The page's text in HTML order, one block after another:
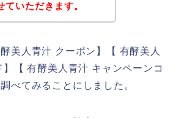
いただきます。
美人青汁 クーポン】【 有酵美人
【 有酵美人青汁 キャンペーンコ
べてみることにしました。